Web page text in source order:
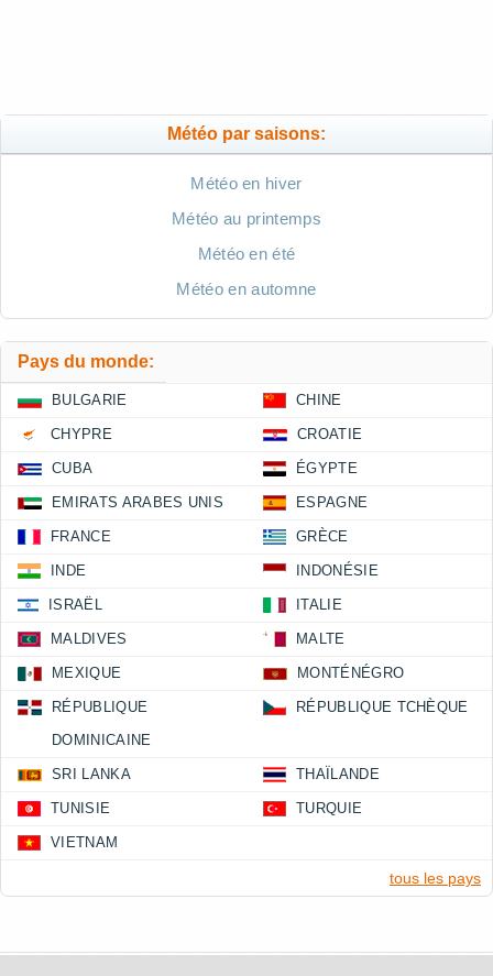
Météo par saisons:
Météo en hiver
Météo au printemps
Météo en été
Météo en automne
Pays du monde:
BULGARIE CHINE
CHYPRE CROATIE
CUBA ÉGYPTE
EMIRATS ARABES UNIS ESPAGNE
FRANCE GRÈCE
INDE INDONÉSIE
ISRAËL ITALIE
MALDIVES MALTE
MEXIQUE MONTÉNÉGRO
RÉPUBLIQUE
DOMINICAINE
RÉPUBLIQUE TCHÈQUE
SRI LANKA THAÏLANDE
TUNISIE TURQUIE
VIETNAM
tous les pays